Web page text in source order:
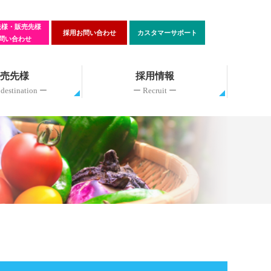
・販売先様
い合わせ
採用お問い合わせ カスタマーサポート
先様
destination ー
採用情報
ー Recruit ー